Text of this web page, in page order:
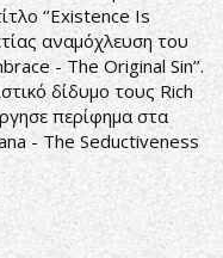
‘’Existence Is
αναμόχλευση του
- The Original Sin’’.
δίδυμο τους Rich
περίφημα στα
- The Seductiveness